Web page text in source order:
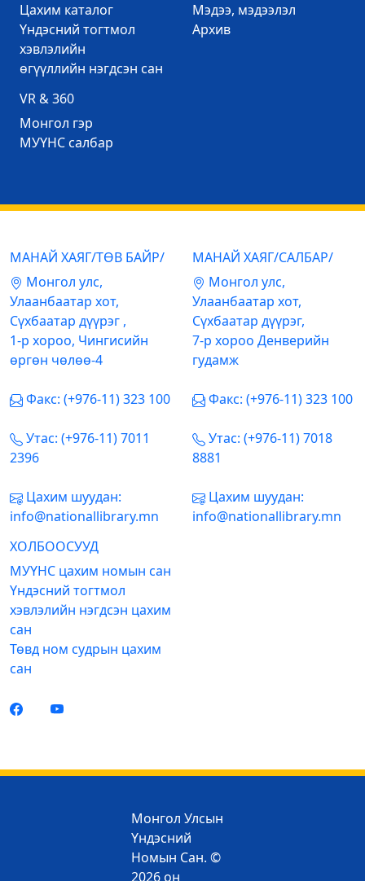
Цахим каталог
Үндэсний тогтмол
хэвлэлийн
өгүүллийн нэгдсэн сан
Mэдээ, мэдээлэл
Архив
VR & 360
Mонгол гэр
МУҮНС салбар
МАНАЙ ХАЯГ/ТӨВ БАЙР/
Mонгол улс,
Улаанбаатар хот,
Сүхбаатар дүүрэг ,
1-р хороо, Чингисийн
өргөн чөлөө-4
Факс: (+976-11) 323 100
Утас: (+976-11) 7011
2396
Цахим шуудан:
info@nationallibrary.mn
МАНАЙ ХАЯГ/САЛБАР/
Mонгол улс,
Улаанбаатар хот,
Сүхбаатар дүүрэг,
7-р хороо Денверийн
гудамж
Факс: (+976-11) 323 100
Утас: (+976-11) 7018
8881
Цахим шуудан:
info@nationallibrary.mn
ХОЛБООСУУД
МУҮНС цахим номын сан
Үндэсний тогтмол
хэвлэлийн нэгдсэн цахим
сан
Төвд ном судрын цахим
сан
Монгол Улсын
Үндэсний
Номын Сан. ©
2026 он